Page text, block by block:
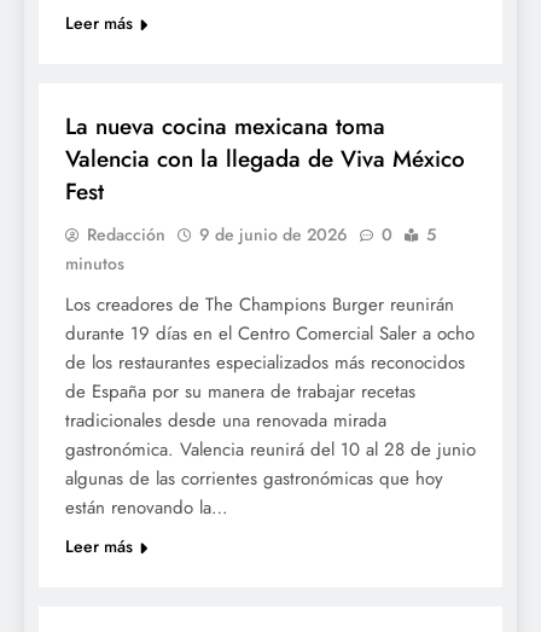
Leer más
La nueva cocina mexicana toma
Valencia con la llegada de Viva México
Fest
Redacción 9 de junio de 2026 0
5
minutos
Los creadores de The Champions Burger reunirán
durante 19 días en el Centro Comercial Saler a ocho
de los restaurantes especializados más reconocidos
de España por su manera de trabajar recetas
tradicionales desde una renovada mirada
gastronómica. Valencia reunirá del 10 al 28 de junio
algunas de las corrientes gastronómicas que hoy
están renovando la…
Leer más